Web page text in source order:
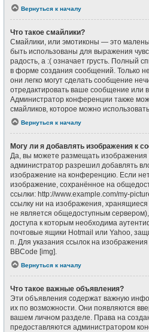
Вернуться к началу
Что такое смайлики?
Смайлики, или эмотиконы — это
быть использованы для выражения
радость, а :( означает грусть. Полный
в форме создания сообщений. Только
они легко могут сделать сообщение
отредактировать ваше сообщение или
Администратор конференции также
смайликов, которое можно
Вернуться к началу
Могу ли я добавлять изображения к
Да, вы можете размещать
администратор разрешил добавлять
изображение на конференцию. Если
изображение, сохранённое на
ссылки: http://www.example.com/my-
ссылку ни на изображения,
не является общедоступным
доступа к которым необходима
почтовые ящики Hotmail или Yahoo,
п. Для указания ссылок на
BBCode [img].
Вернуться к началу
Что такое важные объявления?
Эти объявления содержат важную
их по возможности. Они появляются
вашем личном разделе. Права на
предоставляются администратором